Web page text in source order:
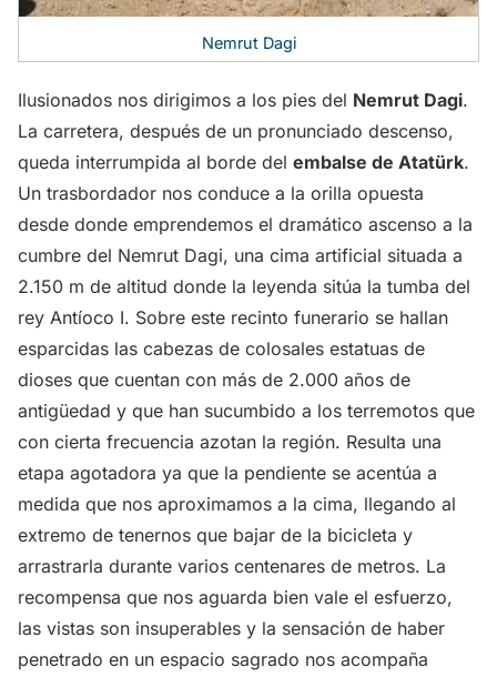
Nemrut Dagi
Ilusionados nos dirigimos a los pies del Nemrut Dagi.
La carretera, después de un pronunciado descenso,
queda interrumpida al borde del embalse de Atatürk.
Un trasbordador nos conduce a la orilla opuesta
desde donde emprendemos el dramático ascenso a la
cumbre del Nemrut Dagi, una cima artificial situada a
2.150 m de altitud donde la leyenda sitúa la tumba del
rey Antíoco I. Sobre este recinto funerario se hallan
esparcidas las cabezas de colosales estatuas de
dioses que cuentan con más de 2.000 años de
antigüedad y que han sucumbido a los terremotos que
con cierta frecuencia azotan la región. Resulta una
etapa agotadora ya que la pendiente se acentúa a
medida que nos aproximamos a la cima, llegando al
extremo de tenernos que bajar de la bicicleta y
arrastrarla durante varios centenares de metros. La
recompensa que nos aguarda bien vale el esfuerzo,
las vistas son insuperables y la sensación de haber
penetrado en un espacio sagrado nos acompaña